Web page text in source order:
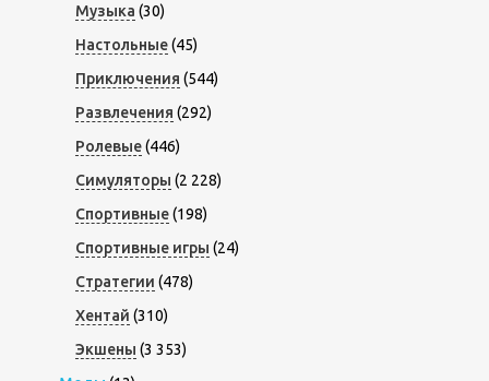
Музыка (30)
Настольные(45)
Приключения (544)
Развлечения (292)
Ролевые(446)
Симуляторы (2 228)
Спортивные(198)
Спортивные игры (24)
Стратегии (478)
Хентай (310)
Экшены (3 353)